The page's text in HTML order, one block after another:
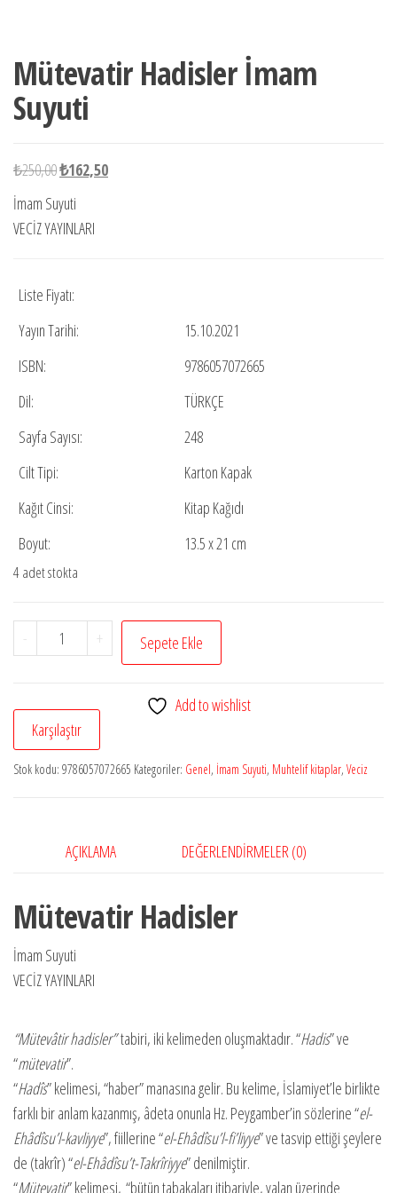
Mütevatir Hadisler İmam
Suyuti
₺250,00Orijinal
fiyat:
₺250,00.
₺162,50Şu
İmam Suyuti
VECİZ YAYINLARI
Liste Fiyatı:
Yayın Tarihi:
15.10.2021
ISBN:
9786057072665
Dil:
TÜRKÇE
Sayfa Sayısı:
248
Cilt Tipi:
Karton Kapak
Kağıt Cinsi:
Kitap Kağıdı
Boyut:
13.5 x 21 cm
4 adet stokta
-
Mütevatir
Hadisler
Suyuti
adet
+ Sepete Ekle
Add to wishlist
Karşılaştır
Stok kodu: 9786057072665 Kategoriler: Genel, İmam Suyuti, Muhtelif kitaplar, Veciz
AÇIKLAMA DEĞERLENDIRMELER (0)
Mütevatir Hadisler
İmam Suyuti
VECİZ YAYINLARI
“Mütevâtir hadisler”tabiri, iki kelimeden oluşmaktadır. “Hadis” ve
“mütevatir”.
“Hadîs” kelimesi, “haber” manasına gelir. Bu kelime, İslamiyet’le birlikte
farklı bir anlam kazanmış, âdeta o­nun­la Hz. Peygamber’in sözlerine “el-
Ehâdîsu’l-kavliyye”, fiillerine “el-Ehâdîsu’l-fi’liyye” ve tasvip ettiği şeylere
de (takrîr) “el-Ehâdîsu’t-Takrîriyye” denilmiştir.
“Mütevatir” kelimesi, “bütün tabakaları itibariyle, yalan üzerinde